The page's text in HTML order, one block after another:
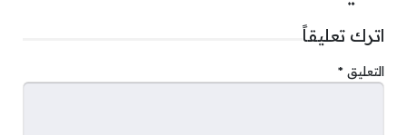
اترك تعليقاً
التعليق *